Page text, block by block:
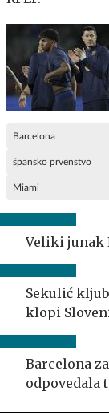
Barcelona
špansko prvenstvo
Miami
Veliki junak
Sekulić
klopi
Barcelona
odpovedala